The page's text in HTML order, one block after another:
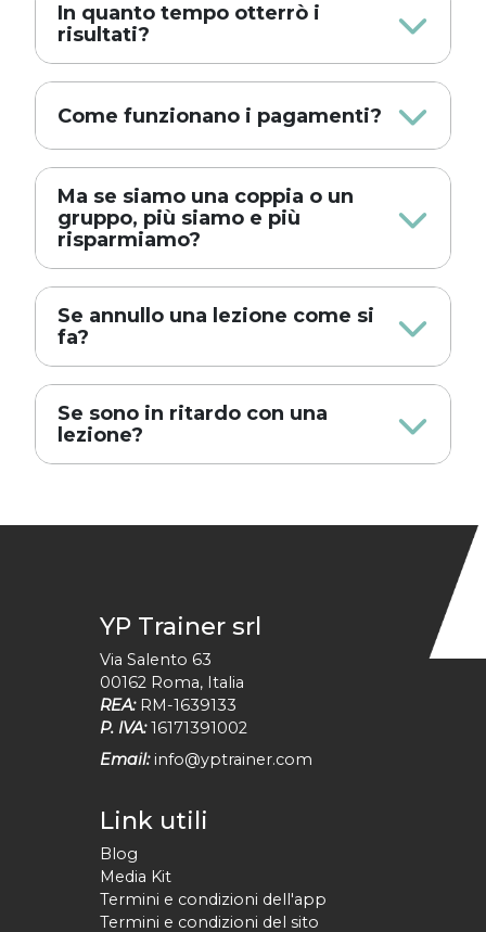
In quanto tempo otterrò i
risultati?
Come funzionano i pagamenti?
Ma se siamo una coppia o un
gruppo, più siamo e più
risparmiamo?
Se annullo una lezione come si
fa?
Se sono in ritardo con una
lezione?
YP Trainer srl
Via Salento 63
00162 Roma, Italia
REA: RM-1639133
P. IVA: 16171391002
Email: info@yptrainer.com
Link utili
Blog
Media Kit
Termini e condizioni dell'app
Termini e condizioni del sito